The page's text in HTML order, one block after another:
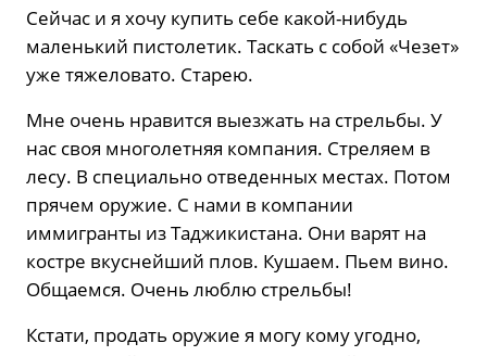
Сейчас и я хочу купить себе какой-нибудь
маленький пистолетик. Таскать с собой «Чезет»
уже тяжеловато. Старею.
Мне очень нравится выезжать на стрельбы. У
нас своя многолетняя компания. Стреляем в
лесу. В специально отведенных местах. Потом
прячем оружие. С нами в компании
иммигранты из Таджикистана. Они варят на
костре вкуснейший плов. Кушаем. Пьем вино.
Общаемся. Очень люблю стрельбы!
Кстати, продать оружие я могу кому угодно,